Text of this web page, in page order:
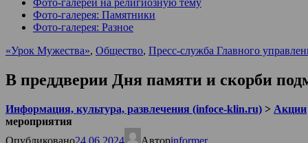
Фото-галереи на религиозную тему
Фото-галерея: Памятники
Фото-галерея: Разное
«Урок Мужества», Общество, Пресс-служба Главного
В преддверии Дня памяти и скорби
Информация, культура, развлечения (infoce-klin.ru) > Акции
мероприятия
Опубликовано24.06.2024 Авторinformer